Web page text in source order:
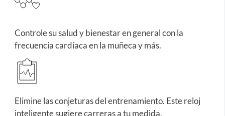
Controle su salud y bienestar en general con la
frecuencia cardíaca en la muñeca y más.
Elimine las conjeturas del entrenamiento. Este reloj
inteligente sugiere carreras a tu medida.